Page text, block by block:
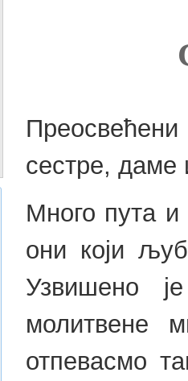
сестре, даме
Много пута
они који
Узвишено
молитвене
отпевасмо